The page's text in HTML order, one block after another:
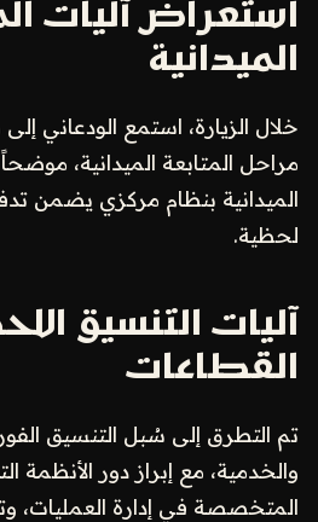
استعراض آليات
الميدانية
خلال الزيارة، استمع
مراحل المتابعة الميدانية،
الميدانية بنظام مركزي يضمن
لحظية.
آليات التنسيق
القطاعات
تم التطرق إلى سُبل التنسيق
والخدمية، مع إبراز دور الأنظمة
المتخصصة في إدارة العمليات،